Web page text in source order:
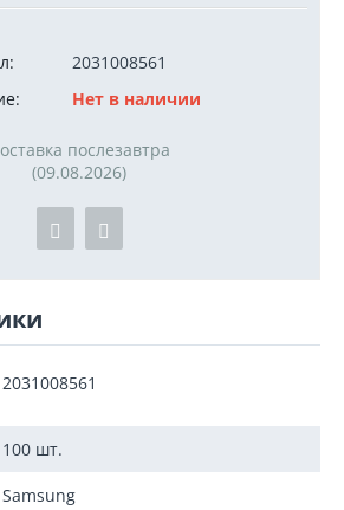
2031008561
Нет в наличии
послезавтра
(09.08.2026)
2031008561
100 шт.
Samsung